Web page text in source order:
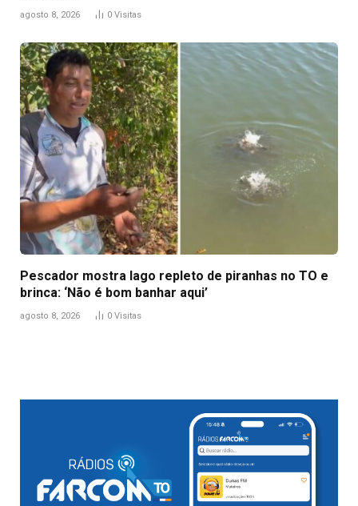
agosto 8, 2026 0 Visitas
Pescador mostra lago repleto de piranhas no TO e
brinca: ‘Não é bom banhar aqui’
agosto 8, 2026 0 Visitas